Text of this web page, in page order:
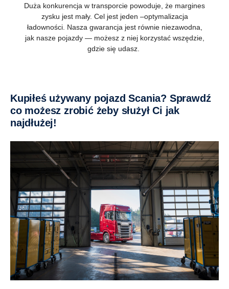
Duża konkurencja w transporcie powoduje, że margines
zysku jest mały. Cel jest jeden –optymalizacja
ładowności. Nasza gwarancja jest równie niezawodna,
jak nasze pojazdy — możesz z niej korzystać wszędzie,
gdzie się udasz.
Kupiłeś używany pojazd Scania? Sprawdź
co możesz zrobić żeby służył Ci jak
najdłużej!